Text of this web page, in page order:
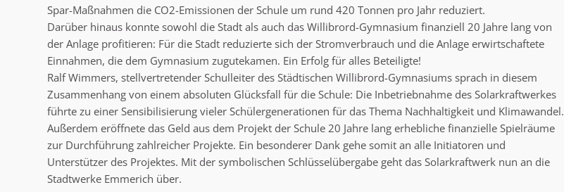
Spar-Maßnahmen die CO2-Emissionen der Schule um rund 420 Tonnen pro Jahr reduziert.
Darüber hinaus konnte sowohl die Stadt als auch das Willibrord-Gymnasium finanziell 20 Jahre lang von
der Anlage profitieren: Für die Stadt reduzierte sich der Stromverbrauch und die Anlage erwirtschaftete
Einnahmen, die dem Gymnasium zugutekamen. Ein Erfolg für alles Beteiligte!
Ralf Wimmers, stellvertretender Schulleiter des Städtischen Willibrord-Gymnasiums sprach in diesem
Zusammenhang von einem absoluten Glücksfall für die Schule: Die Inbetriebnahme des Solarkraftwerkes
führte zu einer Sensibilisierung vieler Schülergenerationen für das Thema Nachhaltigkeit und Klimawandel.
Außerdem eröffnete das Geld aus dem Projekt der Schule 20 Jahre lang erhebliche finanzielle Spielräume
zur Durchführung zahlreicher Projekte. Ein besonderer Dank gehe somit an alle Initiatoren und
Unterstützer des Projektes. Mit der symbolischen Schlüsselübergabe geht das Solarkraftwerk nun an die
Stadtwerke Emmerich über.